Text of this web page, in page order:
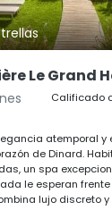
Le Grand
Calificado
atemporal y
de Dinard.
un spa
le esperan
lujo discreto